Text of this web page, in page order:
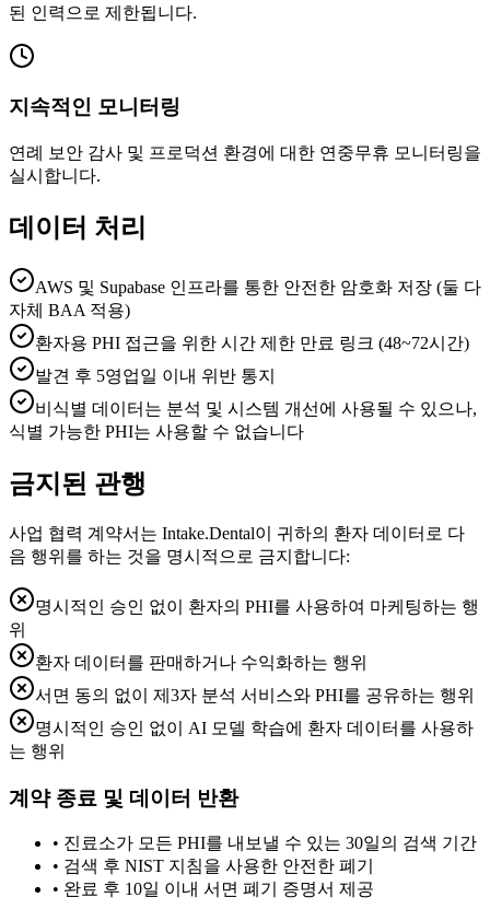
된 인력으로 제한됩니다.
지속적인 모니터링
연례 보안 감사 및 프로덕션 환경에 대한 연중무휴 모니터링을
실시합니다.
데이터 처리
AWS 및 Supabase 인프라를 통한 안전한 암호화 저장 (둘 다
자체 BAA 적용)
환자용 PHI 접근을 위한 시간 제한 만료 링크 (48~72시간)
발견 후 5영업일 이내 위반 통지
비식별 데이터는 분석 및 시스템 개선에 사용될 수 있으나,
식별 가능한 PHI는 사용할 수 없습니다
금지된 관행
사업 협력 계약서는 Intake.Dental이 귀하의 환자 데이터로 다
음 행위를 하는 것을 명시적으로 금지합니다:
명시적인 승인 없이 환자의 PHI를 사용하여 마케팅하는 행
위
환자 데이터를 판매하거나 수익화하는 행위
서면 동의 없이 제3자 분석 서비스와 PHI를 공유하는 행위
명시적인 승인 없이 AI 모델 학습에 환자 데이터를 사용하
는 행위
계약 종료 및 데이터 반환
• 진료소가 모든 PHI를 내보낼 수 있는 30일의 검색 기간
• 검색 후 NIST 지침을 사용한 안전한 폐기
• 완료 후 10일 이내 서면 폐기 증명서 제공